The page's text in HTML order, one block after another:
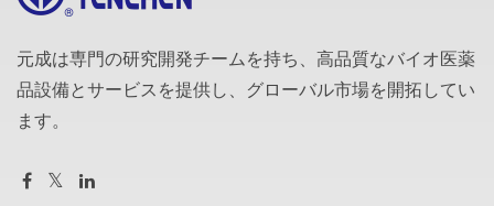
元成は専門の研究開発チームを持ち、高品質なバイオ医薬
品設備とサービスを提供し、グローバル市場を開拓してい
ます。